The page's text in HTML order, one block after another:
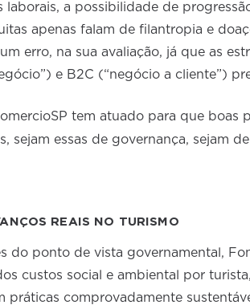
laborais, a possibilidade de
apenas falam de filantropia e
erro, na sua avaliação, já que as
e B2C (“negócio a cliente”)
tem atuado para que boas
sejam essas de governança, sejam de
REAIS NO TURISMO
do ponto de vista governamental,
custos social e ambiental por
práticas comprovadamente